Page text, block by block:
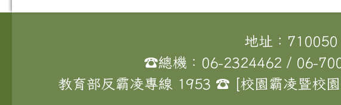
地址：
☎總機：06-2324462 / 06-
教育部反霸凌專線 1953 ☎ [校園霸凌暨校